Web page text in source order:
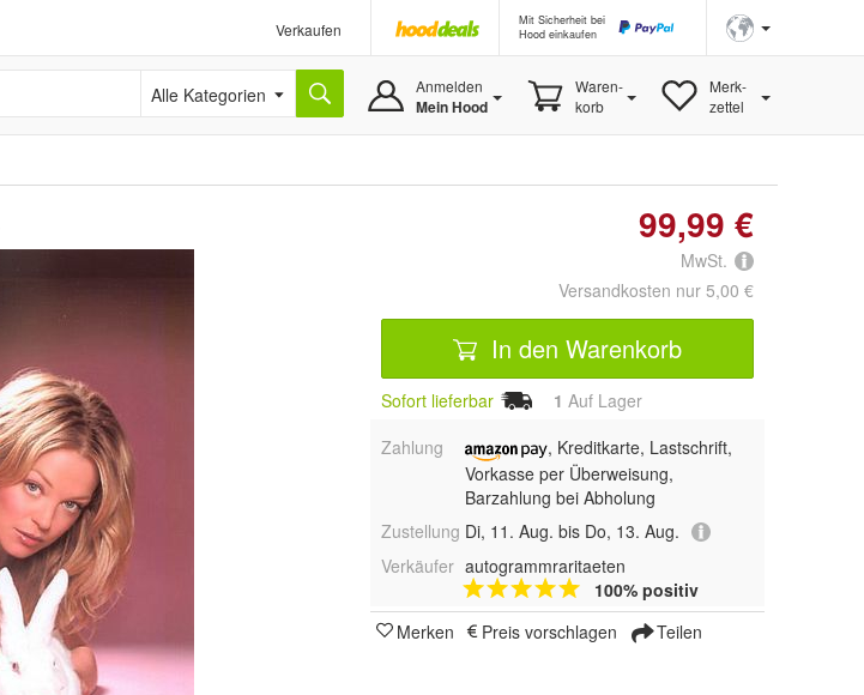
Verkaufen
Mit Sicherheit bei
Hood einkaufen
Alle Kategorien Anmelden
Mein Hood
Waren-
korb
Merk-
zettel
99,99 €
MwSt.
Versandkosten nur 5,00 €
In den Warenkorb
Sofort lieferbar 1 Auf Lager
Zahlung
, Kreditkarte, Lastschrift,
Vorkasse per Überweisung,
Barzahlung bei Abholung
Zustellung Di, 11. Aug. bis Do, 13. Aug.
Verkäufer autogrammraritaeten
100% positiv
Merken
Preis vorschlagen Teilen